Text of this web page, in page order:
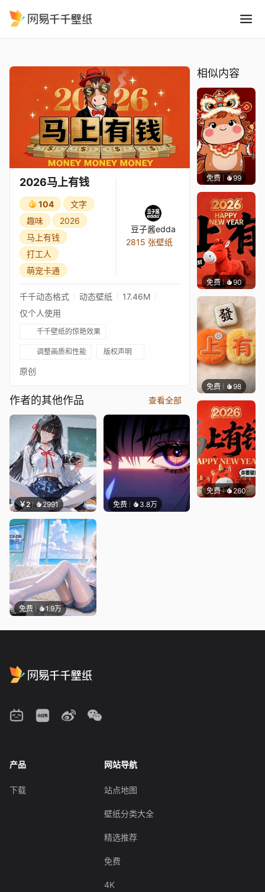
2026马上有钱
104
文字
趣味
2026
马上有钱
打工人
萌宠卡通
豆子酱edda
2815 张壁纸
千千动态格式 动态壁纸
17.46M
仅个人使用
千千壁纸的惊艳效果
调整画质和性能 版权声明
原创
作者的其他作品 查看全部
￥2 2991 免费 3.8万
免费 1.9万
相似内容
免费 99豆子
免费 90好看
免费 98 好看
免费 260好看
产品
下载
网站导航
站点地图
壁纸分类大全
精选推荐
免费
4K